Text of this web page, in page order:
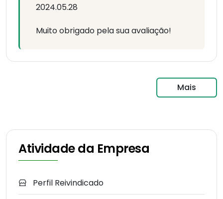
2024.05.28
Muito obrigado pela sua avaliação!
Mais
Atividade da Empresa
Perfil Reivindicado